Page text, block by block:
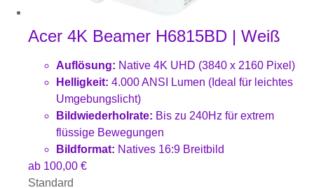
Acer 4K Beamer H6815BD | Weiß
Auflösung: Native 4K UHD (3840 x 2160 Pixel)
Helligkeit: 4.000 ANSI Lumen (Ideal für leichtes
Umgebungslicht)
Bildwiederholrate: Bis zu 240Hz für extrem
flüssige Bewegungen
Bildformat: Natives 16:9 Breitbild
ab 100,00 €
Standard